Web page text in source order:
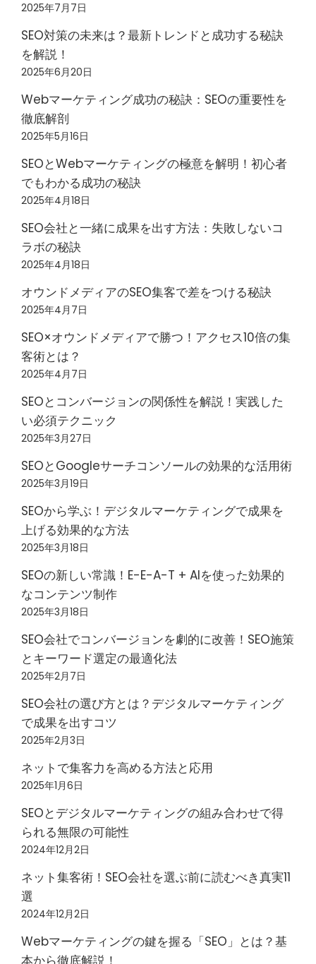
2025年7月7日
SEO対策の未来は？最新トレンドと成功する秘訣
を解説！
2025年6月20日
Webマーケティング成功の秘訣：SEOの重要性を
徹底解剖
2025年5月16日
SEOとWebマーケティングの極意を解明！初心者
でもわかる成功の秘訣
2025年4月18日
SEO会社と一緒に成果を出す方法：失敗しないコ
ラボの秘訣
2025年4月18日
オウンドメディアのSEO集客で差をつける秘訣
2025年4月7日
SEO×オウンドメディアで勝つ！アクセス10倍の集
客術とは？
2025年4月7日
SEOとコンバージョンの関係性を解説！実践した
い必須テクニック
2025年3月27日
SEOとGoogleサーチコンソールの効果的な活用術
2025年3月19日
SEOから学ぶ！デジタルマーケティングで成果を
上げる効果的な方法
2025年3月18日
SEOの新しい常識！E-E-A-T + AIを使った効果的
なコンテンツ制作
2025年3月18日
SEO会社でコンバージョンを劇的に改善！SEO施策
とキーワード選定の最適化法
2025年2月7日
SEO会社の選び方とは？デジタルマーケティング
で成果を出すコツ
2025年2月3日
ネットで集客力を高める方法と応用
2025年1月6日
SEOとデジタルマーケティングの組み合わせで得
られる無限の可能性
2024年12月2日
ネット集客術！SEO会社を選ぶ前に読むべき真実11
選
2024年12月2日
Webマーケティングの鍵を握る「SEO」とは？基
本から徹底解説！